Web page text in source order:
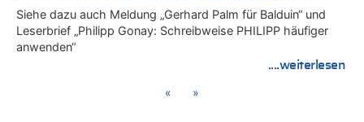
Siehe dazu auch Meldung „Gerhard Palm für Balduin“ und
Leserbrief „Philipp Gonay: Schreibweise PHILIPP häufiger
anwenden“
....weiterlesen
« »